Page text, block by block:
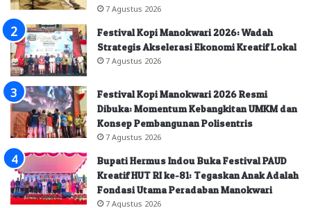
7 Agustus 2026
Festival Kopi Manokwari 2026: Wadah
Strategis Akselerasi Ekonomi Kreatif Lokal
7 Agustus 2026
Festival Kopi Manokwari 2026 Resmi
Dibuka: Momentum Kebangkitan UMKM dan
Konsep Pembangunan Polisentris
7 Agustus 2026
Bupati Hermus Indou Buka Festival PAUD
Kreatif HUT RI ke-81: Tegaskan Anak Adalah
Fondasi Utama Peradaban Manokwari
7 Agustus 2026